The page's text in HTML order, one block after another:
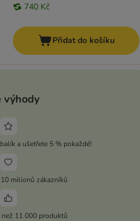
740 Kč
Přidat do košíku
výhody
a ušetřete 5 % pokaždé!
milionů zákazníků
než 11 000 produktů